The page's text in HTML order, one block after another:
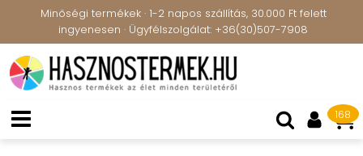
Minőségi termékek · 1-2 napos szállítás, 30.000 Ft felett
ingyenesen · Ügyfélszolgálat: +36(30)507-7908
168